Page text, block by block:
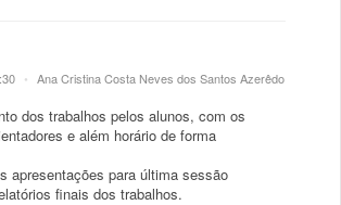
• Ana Cristina Costa Neves dos Santos Azerêdo
dos trabalhos pelos alunos, com os
e além horário de forma
apresentações para última sessão
finais dos trabalhos.